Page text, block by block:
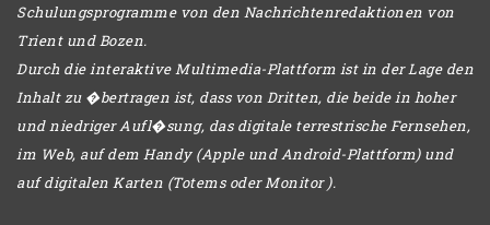
Schulungsprogramme von den Nachrichtenredaktionen von
Trient und Bozen.
Durch die interaktive Multimedia-Plattform ist in der Lage den
Inhalt zu �bertragen ist, dass von Dritten, die beide in hoher
und niedriger Aufl�sung, das digitale terrestrische Fernsehen,
im Web, auf dem Handy (Apple und Android-Plattform) und
auf digitalen Karten (Totems oder Monitor ).